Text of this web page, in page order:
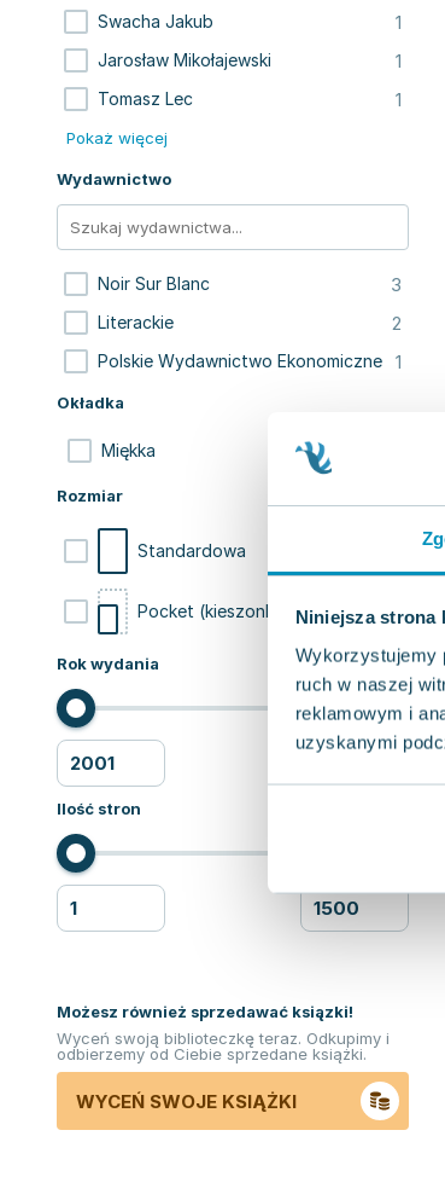
Niniejsza strona
Wykorzystujemy
ruch w naszej
reklamowym i
uzyskanymi
Swacha Jakub 1
Jarosław Mikołajewski 1
Tomasz Lec 1
Pokaż więcej
Wydawnictwo
Noir Sur Blanc 3
Literackie 2
Polskie Wydawnictwo Ekonomiczne 1
Okładka
Miękka
Rozmiar
Standardowa
Pocket (kieszonkowa) 1
Rok wydania
Ilość stron
Możesz również sprzedawać ksiązki!
Wyceń swoją biblioteczkę teraz. Odkupimy i
odbierzemy od Ciebie sprzedane książki.
WYCEŃ SWOJE KSIĄŻKI